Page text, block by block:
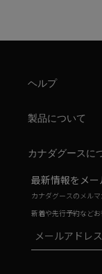
ヘルプ
製品について
カナダグースに
最新情報をメー
カナダグースのメルマ
新着や先行予約などお